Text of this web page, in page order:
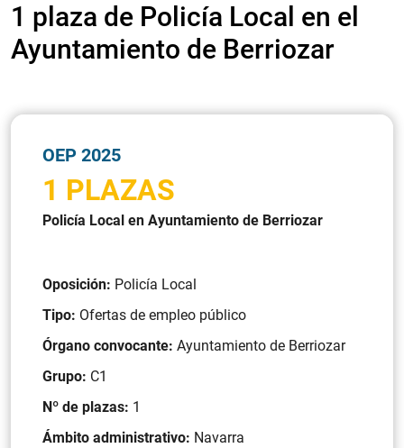
1 plaza de Policía Local en el
Ayuntamiento de Berriozar
OEP 2025
1 PLAZAS
Policía Local en Ayuntamiento de Berriozar
Oposición: Policía Local
Tipo: Ofertas de empleo público
Órgano convocante: Ayuntamiento de Berriozar
Grupo: C1
Nº de plazas: 1
Ámbito administrativo: Navarra